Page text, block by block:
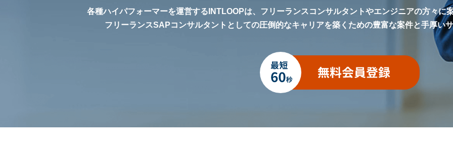
各種ハイパフォーマーを運営するINTLOOPは、フリーランスコンサルタントやエンジニアの方々に
フリーランスSAPコンサルタントとしての圧倒的なキャリアを築くための豊富な案件と手厚い